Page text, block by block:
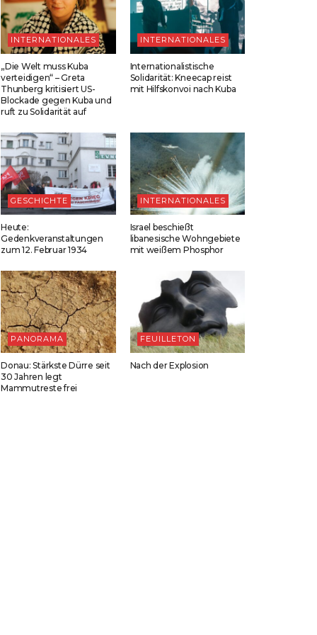
INTERNATIONALES
„Die Welt muss Kuba
verteidigen“ – Greta
Thunberg kritisiert US-
Blockade gegen Kuba und
ruft zu Solidarität auf
INTERNATIONALES
Internationalistische
Solidarität: Kneecap reist
mit Hilfskonvoi nach Kuba
GESCHICHTE
Heute:
Gedenkveranstaltungen
zum 12. Februar 1934
INTERNATIONALES
Israel beschießt
libanesische Wohngebiete
mit weißem Phosphor
PANORAMA
Donau: Stärkste Dürre seit
30 Jahren legt
Mammutreste frei
FEUILLETON
Nach der Explosion